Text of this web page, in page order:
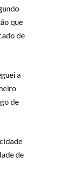
que
de
a
de
de